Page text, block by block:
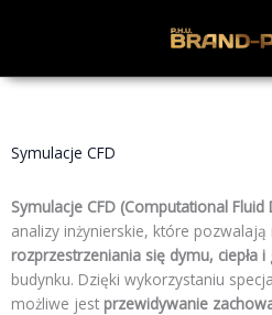
Symulacje CFD
Symulacje CFD (Computational Fluid
analizy inżynierskie, które pozwalają
rozprzestrzeniania się dymu, ciepła
budynku. Dzięki wykorzystaniu
możliwe jest przewidywanie